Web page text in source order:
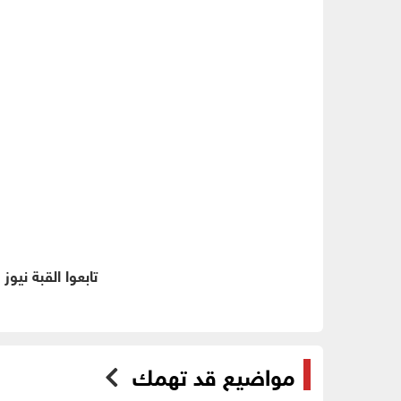
تابعوا القبة
مواضيع قد تهمك